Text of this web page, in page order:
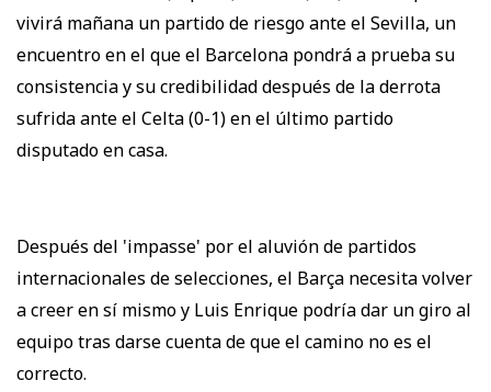
vivirá mañana un partido de riesgo ante el Sevilla, un
encuentro en el que el Barcelona pondrá a prueba su
consistencia y su credibilidad después de la derrota
sufrida ante el Celta (0-1) en el último partido
disputado en casa.
Después del 'impasse' por el aluvión de partidos
internacionales de selecciones, el Barça necesita volver
a creer en sí mismo y Luis Enrique podría dar un giro al
equipo tras darse cuenta de que el camino no es el
correcto.